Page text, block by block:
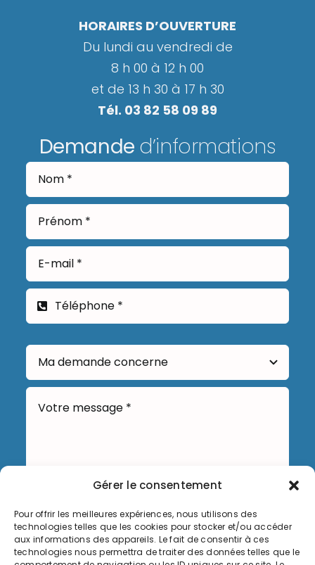
Gérer le consentement
Pour offrir les meilleures expériences, nous utilisons des
technologies telles que les cookies pour stocker et/ou accéder
aux informations des appareils. Le fait de consentir à ces
technologies nous permettra de traiter des données telles que le
HORAIRES D’OUVERTURE
Du lundi au vendredi de
8 h 00 à 12 h 00
et de 13 h 30 à 17 h 30
Tél. 03 82 58 09 89
Demande d’informations
Envoyer